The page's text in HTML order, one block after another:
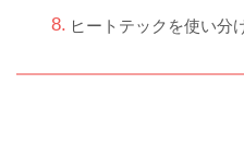
ヒートテックを使い分